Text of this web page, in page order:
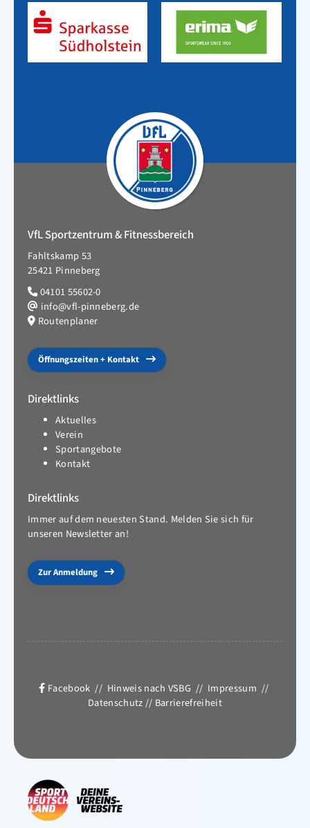
VfL Sportzentrum & Fitnessbereich
Fahltskamp 53
25421 Pinneberg
04101 55602-0
info@vfl-pinneberg.de
Routenplaner
Öffnungszeiten + Kontakt
Direktlinks
Aktuelles
Verein
Sportangebote
Kontakt
Direktlinks
Immer auf dem neuesten Stand. Melden Sie sich für
unseren Newsletter an!
Zur Anmeldung
Facebook // Hinweis nach VSBG // Impressum //
Datenschutz// Barrierefreiheit